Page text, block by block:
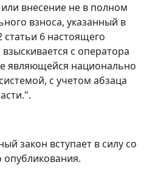
внесение не в полном
взноса, указанный в
статьи 6 настоящего
с оператора
являющейся национально
с учетом абзаца
закон вступает в силу со